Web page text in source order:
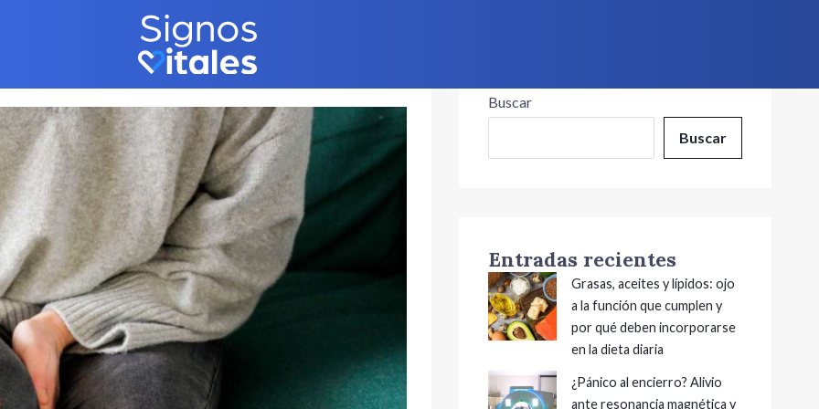
Buscar
Buscar
Entradas recientes
Grasas, aceites y lípidos: ojo
a la función que cumplen y
por qué deben incorporarse
en la dieta diaria
¿Pánico al encierro? Alivio
ante resonancia magnética y